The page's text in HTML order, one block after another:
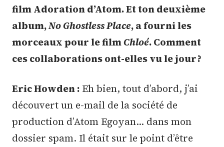
film Adoration d’Atom. Et ton deuxième
album,No Ghostless Place, a fourni les
morceaux pour le filmChloé. Comment
ces collaborations ont-elles vu le jour ?
Eric Howden : Eh bien, tout d’abord, j’ai
découvert un e-mail de la société de
production d’Atom Egoyan… dans mon
dossier spam. Il était sur le point d’être